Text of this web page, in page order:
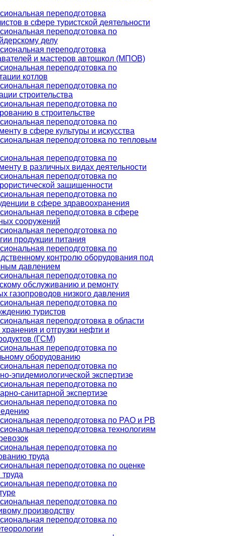
переподготовка
в сфере туристской деятельности
переподготовка по
делу
переподготовка
и мастеров автошкол (МПОВ)
переподготовка по
котлов
переподготовка по
строительства
переподготовка по
в строительстве
переподготовка по
в сфере культуры и искусства
переподготовка по тепловым
переподготовка по
в различных видах деятельности
переподготовка по
защищенности
переподготовка по
в сфере здравоохранения
переподготовка в сфере
сооружений
переподготовка по
продукции питания
переподготовка по
контролю оборудования под
давлением
переподготовка по
обслуживанию и ремонту
газопроводов низкого давления
переподготовка по
туристов
переподготовка в области
и отгрузки нефти и
(ГСМ)
переподготовка по
оборудованию
переподготовка по
эпидемиологической экспертизе
переподготовка по
санитарной экспертизе
переподготовка по
переподготовка по РАО и РВ
переподготовка технологиям
переподготовка по
труда
переподготовка по оценке
переподготовка по
переподготовка по
производству
переподготовка по